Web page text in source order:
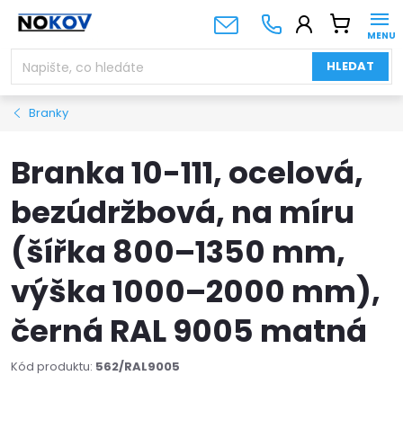
Přejít
obsah
HLEDAT
NÁKUPNÍ
KOŠÍK
Branky
Branka 10-111, ocelová,
bezúdržbová, na míru
(šířka 800–1350 mm,
výška 1000–2000 mm),
černá RAL 9005 matná
Kód produktu: 562/RAL9005